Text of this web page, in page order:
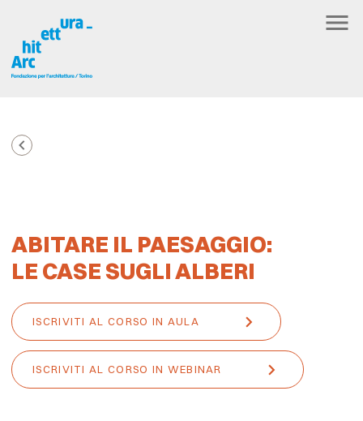
ABITARE IL PAESAGGIO:
LE CASE SUGLI ALBERI
ISCRIVITI AL CORSO IN AULA
ISCRIVITI AL CORSO IN WEBINAR